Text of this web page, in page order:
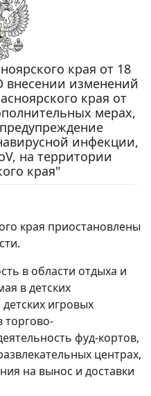
края от 18
внесении изменений
края от
мерах,
инфекции,
на территории
края"
края приостановлены
в области отдыха и
в детских
игровых
торгово-
фуд-кортов,
центрах,
на вынос и доставки